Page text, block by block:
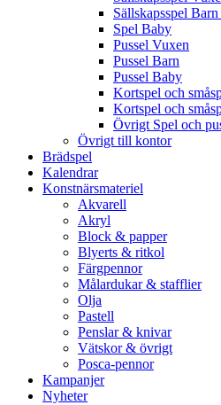
Sällskapsspel
Spel Baby
Pussel Vuxen
Pussel Barn
Pussel Baby
Kortspel och
Kortspel och
Övrigt Spel och
Övrigt till kontor
Brädspel
Kalendrar
Konstnärsmateriel
Akvarell
Akryl
Block & papper
Blyerts & ritkol
Färgpennor
Målardukar & stafflier
Olja
Pastell
Penslar & knivar
Vätskor & övrigt
Posca-pennor
Kampanjer
Nyheter